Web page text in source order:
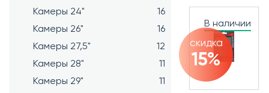
Камеры 24"
16
Камеры 26"
16
Камеры 27,5"
12
Камеры 28"
11
Камеры 29"
11
В наличии
скидка
15%